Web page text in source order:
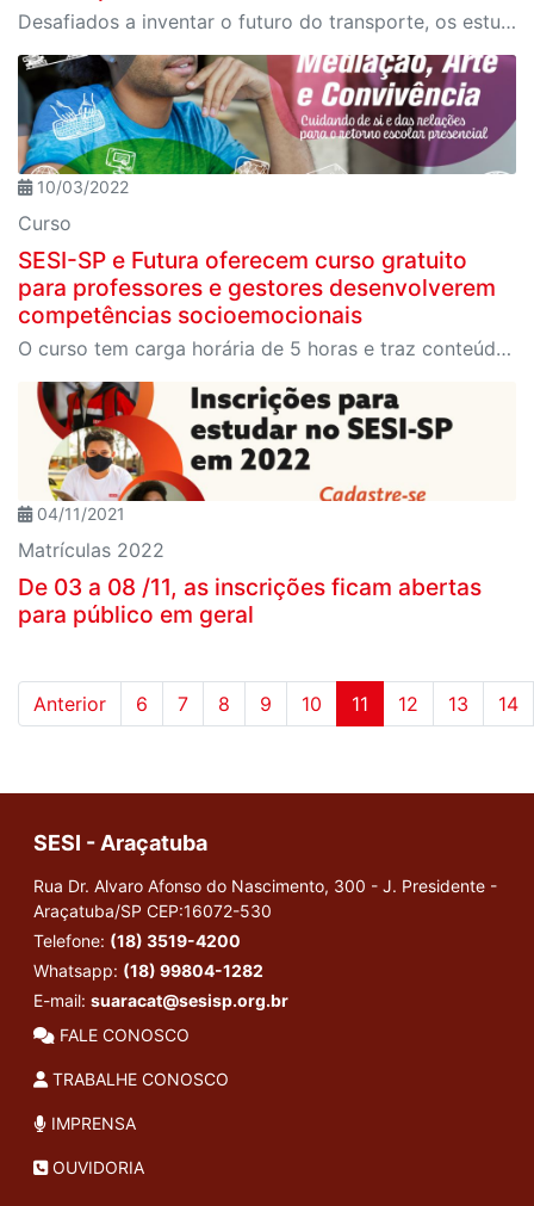
Desafiados a inventar o futuro do transporte, os estudantes conquistaram o pódio da FIRST LEGO League
10/03/2022
Curso
SESI-SP e Futura oferecem curso gratuito
para professores e gestores desenvolverem
competências socioemocionais
O curso tem carga horária de 5 horas e traz conteúdos, reflexões e práticas inspiradas na arte, na mediação e em metodologias inovadoras
04/11/2021
Matrículas 2022
De 03 a 08 /11, as inscrições ficam abertas
para público em geral
Anterior 6 7 8 9 10 11 12 13 14
SESI - Araçatuba
Rua Dr. Alvaro Afonso do Nascimento, 300 - J. Presidente -
Araçatuba/SP CEP:16072-530
Telefone: (18) 3519-4200
Whatsapp: (18) 99804-1282
E-mail: suaracat@sesisp.org.br
FALE CONOSCO
TRABALHE CONOSCO
IMPRENSA
OUVIDORIA